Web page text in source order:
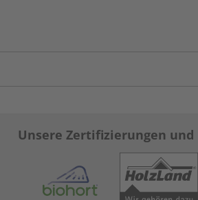
Unsere Zertifizierungen